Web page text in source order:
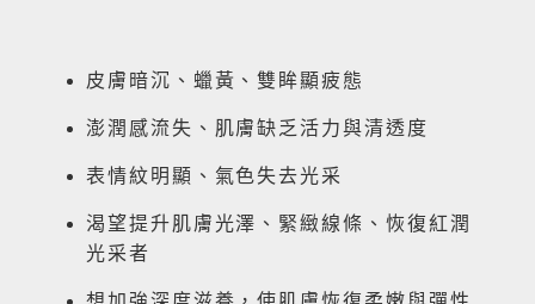
皮膚暗沉、蠟黃、雙眸顯疲態
澎潤感流失、肌膚缺乏活力與清透度
表情紋明顯、氣色失去光采
渴望提升肌膚光澤、緊緻線條、恢復紅潤
光采者